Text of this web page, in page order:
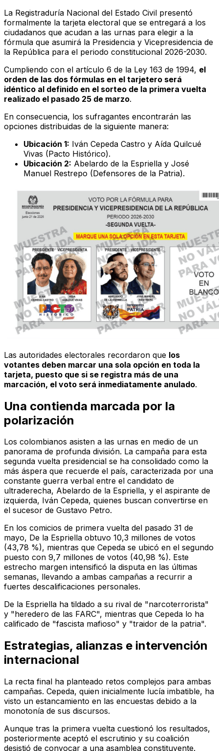
La Registraduría Nacional del Estado Civil presentó
formalmente la tarjeta electoral que se entregará a los
ciudadanos que acudan a las urnas para elegir a la
fórmula que asumirá la Presidencia y Vicepresidencia de
la República para el periodo constitucional 2026-2030.
Cumpliendo con el artículo 6 de la Ley 163 de 1994, el
orden de las dos fórmulas en el tarjetero será
idéntico al definido en el sorteo de la primera vuelta
realizado el pasado 25 de marzo.
En consecuencia, los sufragantes encontrarán las
opciones distribuidas de la siguiente manera:
Ubicación 1: Iván Cepeda Castro y Aída Quilcué
Vivas (Pacto Histórico).
Ubicación 2: Abelardo de la Espriella y José
Manuel Restrepo (Defensores de la Patria).
Las autoridades electorales recordaron que los
votantes deben marcar una sola opción en toda la
tarjeta, puesto que si se registra más de una
marcación, el voto será inmediatamente anulado.
Una contienda marcada por la
polarización
Los colombianos asisten a las urnas en medio de un
panorama de profunda división. La campaña para esta
segunda vuelta presidencial se ha consolidado como la
más áspera que recuerde el país, caracterizada por una
constante guerra verbal entre el candidato de
ultraderecha, Abelardo de la Espriella, y el aspirante de
izquierda, Iván Cepeda, quienes buscan convertirse en
el sucesor de Gustavo Petro.
En los comicios de primera vuelta del pasado 31 de
mayo, De la Espriella obtuvo 10,3 millones de votos
(43,78 %), mientras que Cepeda se ubicó en el segundo
puesto con 9,7 millones de votos (40,98 %). Este
estrecho margen intensificó la disputa en las últimas
semanas, llevando a ambas campañas a recurrir a
fuertes descalificaciones personales.
De la Espriella ha tildado a su rival de "narcoterrorista"
y "heredero de las FARC", mientras que Cepeda lo ha
calificado de "fascista mafioso" y "traidor de la patria".
Estrategias, alianzas e intervención
internacional
La recta final ha planteado retos complejos para ambas
campañas. Cepeda, quien inicialmente lucía imbatible, ha
visto un estancamiento en las encuestas debido a la
monotonía de sus discursos.
Aunque tras la primera vuelta cuestionó los resultados,
posteriormente aceptó el escrutinio y su coalición
desistió de convocar a una asamblea constituyente.